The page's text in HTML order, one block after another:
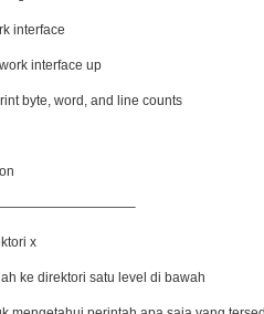
interface
interface up
byte, word, and line counts
x
ke direktori satu level di bawah